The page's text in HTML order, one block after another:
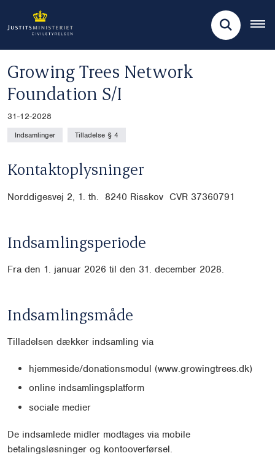
Growing Trees Network
Foundation S/I
31-12-2028
Indsamlinger Tilladelse § 4
Kontaktoplysninger
Norddigesvej 2, 1. th. 8240 Risskov CVR 37360791
Indsamlingsperiode
Fra den 1. januar 2026 til den 31. december 2028.
Indsamlingsmåde
Tilladelsen dækker indsamling via
hjemmeside/donationsmodul (www.growingtrees.dk)
online indsamlingsplatform
sociale medier
De indsamlede midler modtages via mobile
betalingsløsninger og kontooverførsel.